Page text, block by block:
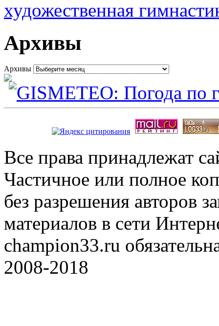
художественная
Архивы
Архивы
Все права принадлежат
Частичное или полное
без разрешения авторов
материалов в сети
champion33.ru
2008-2018